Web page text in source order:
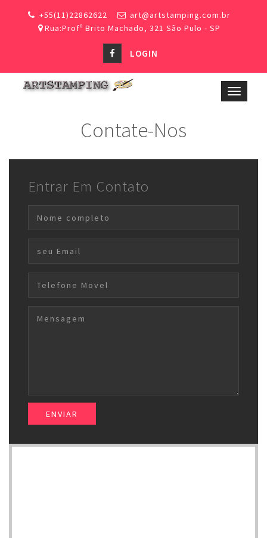
+55(11)22862622
art@artstamping.com.br
Rua:Profº Brito Machado, 321 São Pulo - SP
LOGIN
Toggle
Contate-Nos
Entrar Em Contato